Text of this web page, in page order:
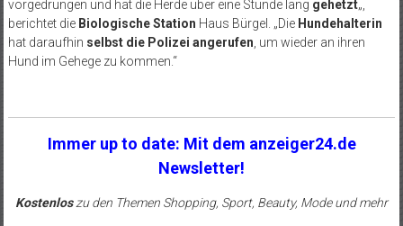
vorgedrungen und hat die Herde über eine Stunde lang gehetzt„,
berichtet die Biologische Station Haus Bürgel. „Die Hundehalterin
hat daraufhin selbst die Polizei angerufen , um wieder an ihren
Hund im Gehege zu kommen.“
Immer up to date: Mit dem anzeiger24.de
Newsletter!
Kostenloszu den Themen Shopping, Sport, Beauty, Mode und mehr